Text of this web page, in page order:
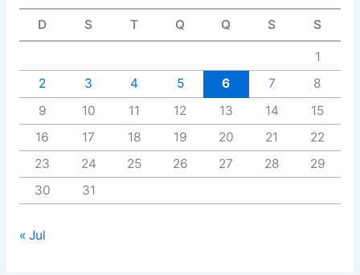
D S T Q Q S S
1
2
3 4 5 6 7
8
9
10 11 12 13 14
15
16
17 18 19 20 21
22
23
24 25 26 27 28
29
30
31
« Jul